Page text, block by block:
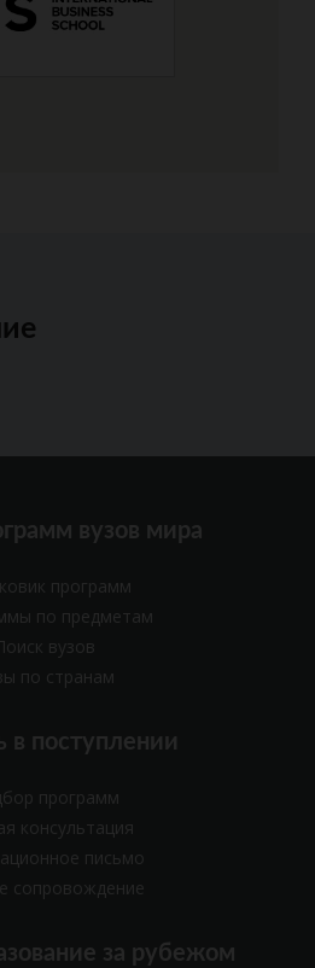
вузов мира
программ
по предметам
вузов
по странам
в поступлении
программ
консультация
письмо
сопровождение
за рубежом